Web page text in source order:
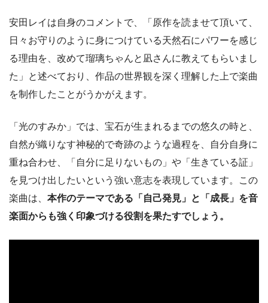
安田レイは自身のコメントで、「原作を読ませて頂いて、
日々お守りのように身につけている天然石にパワーを感じ
る理由を、改めて瑠璃ちゃんと凪さんに教えてもらいまし
た」と述べており、作品の世界観を深く理解した上で楽曲
を制作したことがうかがえます。
「光のすみか」では、宝石が生まれるまでの悠久の時と、
自然が織りなす神秘的で奇跡のような過程を、自分自身に
重ね合わせ、「自分に足りないもの」や「生きている証」
を見つけ出したいという強い意志を表現しています。この
楽曲は、 本作のテーマである「自己発見」と「成長」を音
楽面からも強く印象づける役割を果たすでしょう。